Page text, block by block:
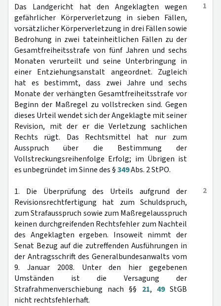
1
Das Landgericht hat den Angeklagten wegen
gefährlicher Körperverletzung in sieben Fällen,
vorsätzlicher Körperverletzung in drei Fällen sowie
Bedrohung in zwei tateinheitlichen Fällen zu der
Gesamtfreiheitsstrafe von fünf Jahren und sechs
Monaten verurteilt und seine Unterbringung in
einer Entziehungsanstalt angeordnet. Zugleich
hat es bestimmt, dass zwei Jahre und sechs
Monate der verhängten Gesamtfreiheitsstrafe vor
Beginn der Maßregel zu vollstrecken sind. Gegen
dieses Urteil wendet sich der Angeklagte mit seiner
Revision, mit der er die Verletzung sachlichen
Rechts rügt. Das Rechtsmittel hat nur zum
Ausspruch über die Bestimmung der
Vollstreckungsreihenfolge Erfolg; im Übrigen ist
es unbegründet im Sinne des §349Abs. 2 StPO.
2
1. Die Überprüfung des Urteils aufgrund der
Revisionsrechtfertigung hat zum Schuldspruch,
zum Strafausspruch sowie zum Maßregelausspruch
keinen durchgreifenden Rechtsfehler zum Nachteil
des Angeklagten ergeben. Insoweit nimmt der
Senat Bezug auf die zutreffenden Ausführungen in
der Antragsschrift des Generalbundesanwalts vom
9. Januar 2008. Unter den hier gegebenen
Umständen ist die Versagung der
Strafrahmenverschiebung nach §§ 21, 49StGB
nicht rechtsfehlerhaft.